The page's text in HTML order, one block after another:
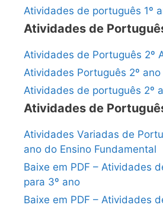
Atividades de português 1º
Atividades de
Atividades de Português 2º
Atividades Português 2º
Atividades de português 2º
Atividades de
Atividades Variadas de
ano do Ensino Fundamental
Baixe em PDF – Atividades
para 3º ano
Baixe em PDF – Atividades